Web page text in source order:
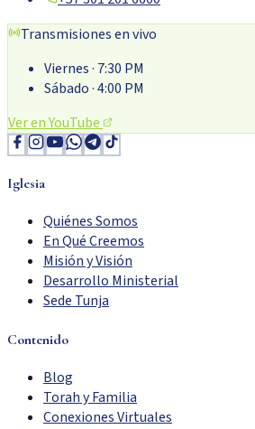
Transmisiones en vivo
Viernes· 7:30 PM
Sábado· 4:00 PM
Ver en YouTube
Iglesia
Quiénes Somos
En Qué Creemos
Misión y Visión
Desarrollo Ministerial
Sede Tunja
Contenido
Blog
Torah y Familia
Conexiones Virtuales